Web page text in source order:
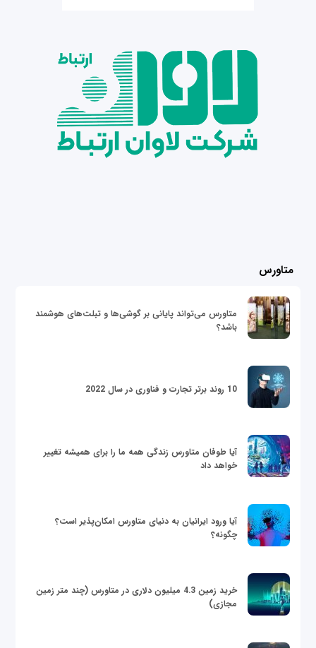
متاورس
متاورس می‌تواند پایانی بر گوشی‌ها و تبلت‌های هوشمند
باشد؟
10 روند برتر تجارت و فناوری در سال 2022
آیا طوفان متاورس زندگی همه ما را برای همیشه تغییر
خواهد داد
آیا ورود ایرانیان به دنیای متاورس امکان‌پذیر است؟
چگونه؟
خرید زمین 4.3 میلیون دلاری در متاورس (چند متر زمین
مجازی)